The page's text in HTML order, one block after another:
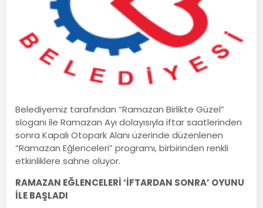
Belediyemiz tarafından “Ramazan Birlikte Güzel”
sloganı ile Ramazan Ayı dolayısıyla iftar saatlerinden
sonra Kapalı Otopark Alanı üzerinde düzenlenen
“Ramazan Eğlenceleri” programı, birbirinden renkli
etkinliklere sahne oluyor.
RAMAZAN EĞLENCELERİ ‘İFTARDAN SONRA’ OYUNU
İLE BAŞLADI